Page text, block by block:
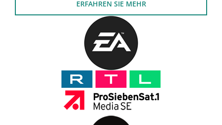
ERFAHREN SIE MEHR